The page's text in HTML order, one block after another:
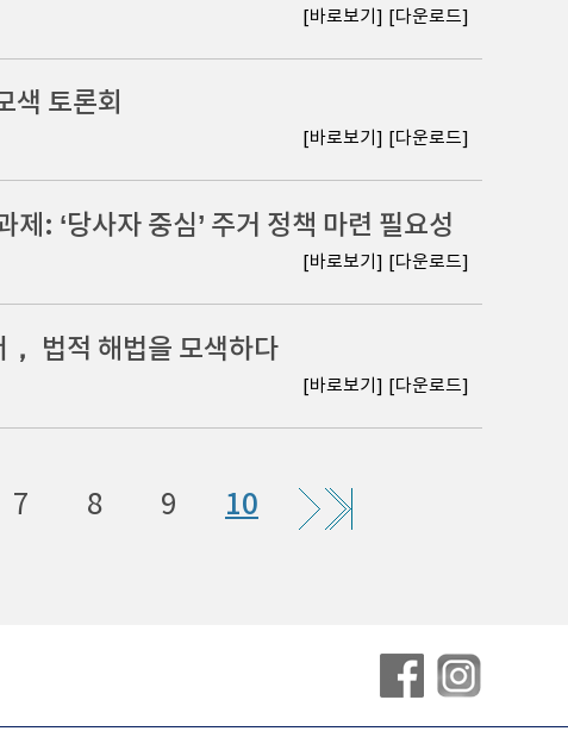
[바로보기] [다운로드]
색 토론회
[바로보기] [다운로드]
: ‘당사자 중심’ 주거 정책 마련 필요성
[바로보기] [다운로드]
법적 해법을 모색하다
[바로보기] [다운로드]
7 8 9 10